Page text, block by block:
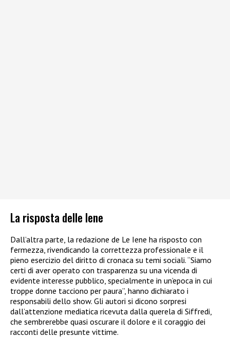
La risposta delle Iene
Dall’altra parte, la redazione de Le Iene ha risposto con
fermezza, rivendicando la correttezza professionale e il
pieno esercizio del diritto di cronaca su temi sociali. “Siamo
certi di aver operato con trasparenza su una vicenda di
evidente interesse pubblico, specialmente in un’epoca in cui
troppe donne tacciono per paura”, hanno dichiarato i
responsabili dello show. Gli autori si dicono sorpresi
dall’attenzione mediatica ricevuta dalla querela di Siffredi,
che sembrerebbe quasi oscurare il dolore e il coraggio dei
racconti delle presunte vittime.